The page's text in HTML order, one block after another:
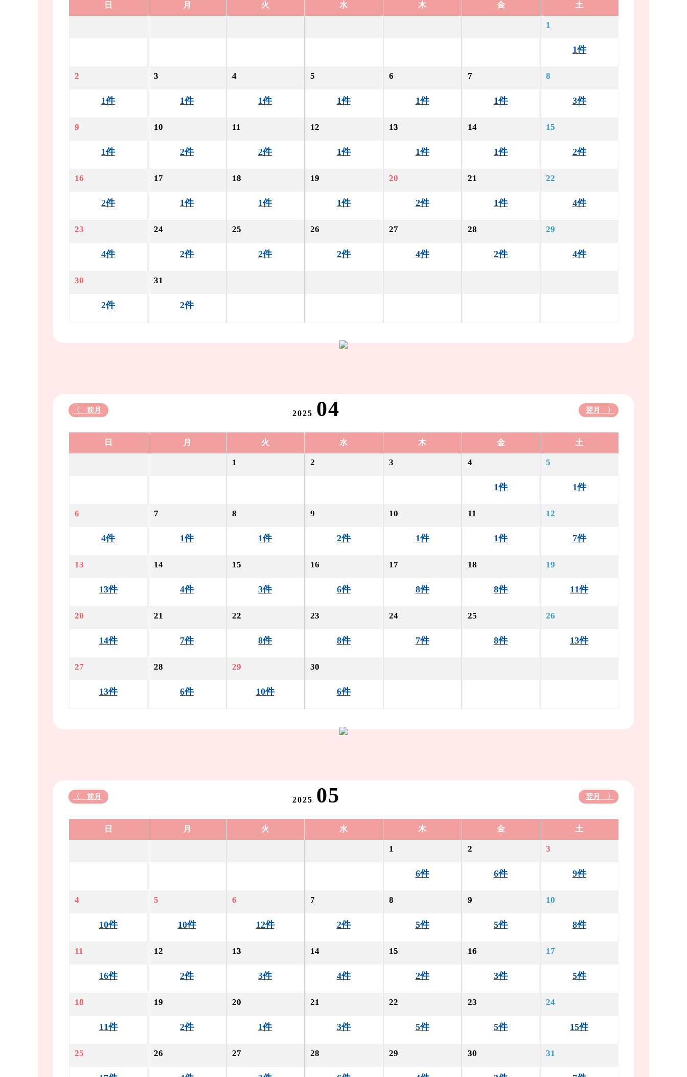
日 月 火 水 木 金 土
1
1件
2
1件
3
1件
4
1件
5
1件
6
1件
7
1件
8
3件
9
1件
10
2件
11
2件
12
1件
13
1件
14
1件
15
2件
16
2件
17
1件
18
1件
19
1件
20
2件
21
1件
22
4件
23
4件
24
2件
25
2件
26
2件
27
4件
28
2件
29
4件
30
2件
31
2件
2025 04
〈 前月 翌月 〉
日 月 火 水 木 金 土
1 2 3 4
1件
5
1件
6
4件
7
1件
8
1件
9
2件
10
1件
11
1件
12
7件
13
13件
14
4件
15
3件
16
6件
17
8件
18
8件
19
11件
20
14件
21
7件
22
8件
23
8件
24
7件
25
8件
26
13件
27
13件
28
6件
29
10件
30
6件
2025 05
〈 前月 翌月 〉
日 月 火 水 木 金 土
1
6件
2
6件
3
9件
4
10件
5
10件
6
12件
7
2件
8
5件
9
5件
10
8件
11
16件
12
2件
13
3件
14
4件
15
2件
16
3件
17
5件
18
11件
19
2件
20
1件
21
3件
22
5件
23
5件
24
15件
25 26 27 28 29 30 31